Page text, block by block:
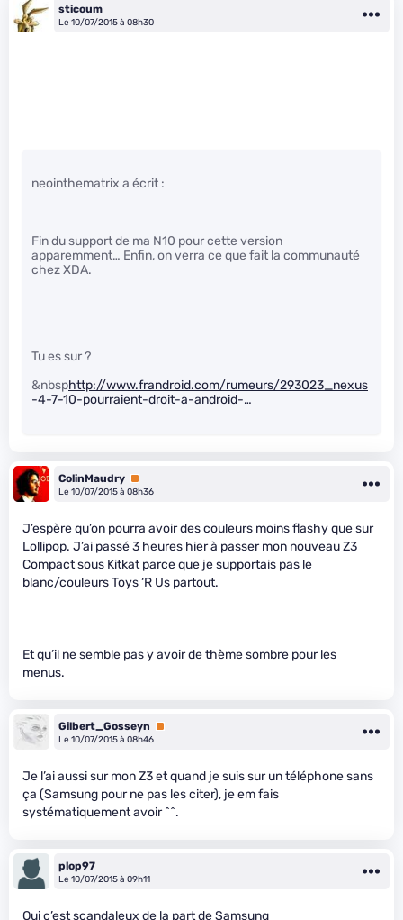
sticoum
Le 10/07/2015 à 08h30
neointhematrix a écrit :
Fin du support de ma N10 pour cette version
apparemment… Enfin, on verra ce que fait la communauté
chez XDA.
Tu es sur ?
&nbsphttp://www.frandroid.com/rumeurs/293023_nexus
-4-7-10-pourraient-droit-a-android-…
ColinMaudry Premium
Le 10/07/2015 à 08h36
J’espère qu’on pourra avoir des couleurs moins flashy que sur
Lollipop. J’ai passé 3 heures hier à passer mon nouveau Z3
Compact sous Kitkat parce que je supportais pas le
blanc/couleurs Toys ‘R Us partout.
Et qu’il ne semble pas y avoir de thème sombre pour les
menus.
Gilbert_Gosseyn
Premium
Le 10/07/2015 à 08h46
Je l’ai aussi sur mon Z3 et quand je suis sur un téléphone sans
ça (Samsung pour ne pas les citer), je em fais
systématiquement avoir ^^.
plop97
Le 10/07/2015 à 09h11
Oui c’est scandaleux de la part de Samsung